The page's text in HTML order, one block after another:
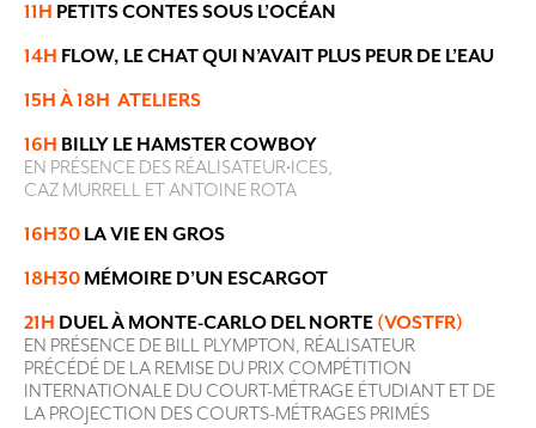
11H PETITS CONTES SOUS L’OCÉAN
14H FLOW, LE CHAT QUI N’AVAIT PLUS PEUR DE L’EAU
15H À 18H ATELIERS
16H BILLY LE HAMSTER COWBOY
EN PRÉSENCE DES RÉALISATEUR•ICES,
CAZ MURRELL ET ANTOINE ROTA
16H30 LA VIE EN GROS
18H30 MÉMOIRE D’UN ESCARGOT
21H DUEL À MONTE-CARLO DEL NORTE (VOSTFR)
EN PRÉSENCE DE BILL PLYMPTON, RÉALISATEUR
PRÉCÉDÉ DE LA REMISE DU PRIX COMPÉTITION
INTERNATIONALE DU COURT-MÉTRAGE ÉTUDIANT ET DE
LA PROJECTION DES COURTS-MÉTRAGES PRIMÉS